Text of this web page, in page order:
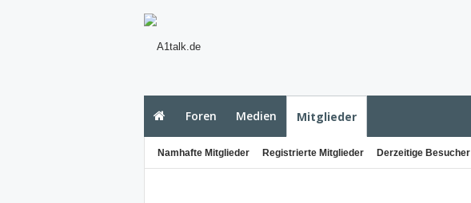
Foren Medien Mitglieder
Namhafte Mitglieder Registrierte Mitglieder Derzeitige Besucher